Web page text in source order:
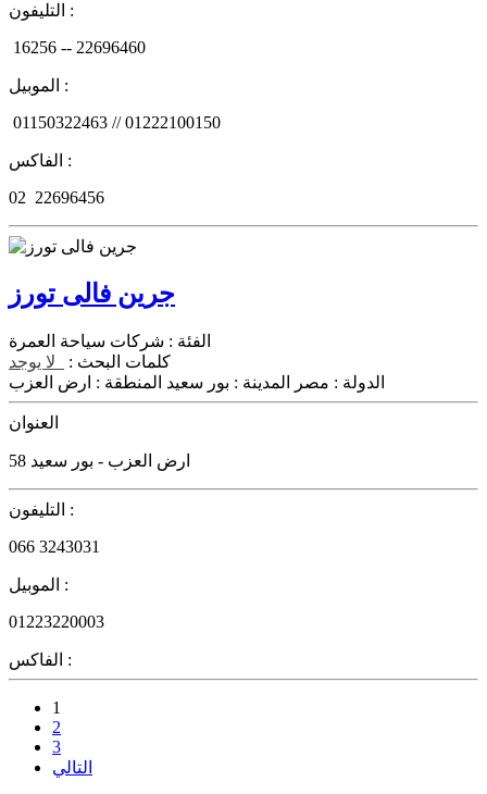
التليفون :
16256 -- 22696460
الموبيل :
01150322463 // 01222100150
الفاكس :
02 22696456
جرين فالى تورز
الفئة : شركات سياحة العمرة
كلمات البحث :
لا يوجد
الدولة : مصر المدينة : بور سعيد المنطقة : ارض العزب
العنوان
التليفون :
066 3243031
الموبيل :
01223220003
الفاكس :
1
2
3
التالي